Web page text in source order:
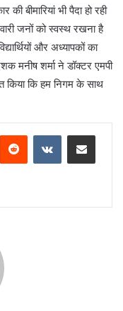
बीमारियां भी पैदा हो रही
जनों को स्वस्थ रखना है
और अध्यापकों का
मनीष शर्मा ने डॉक्टर एमपी
किया कि हम निगम के साथ
Reddit VKontakteShare via Email